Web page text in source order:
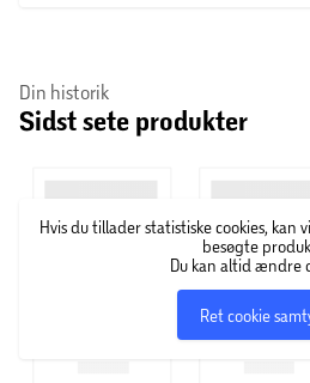
Din historik
Sidst sete produkter
Hvis du tillader statistiske cookies, kan
besøgte
Du kan altid ændre
Ret cookie